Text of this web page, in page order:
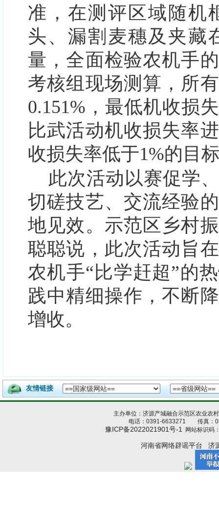
准，在测评区域随机
头、漏割麦穗及夹藏
量，全面检验农机手
考核组现场测算，所
0.151%，最低机收损
比武活动机收损失率
收损失率低于1%的目
此次活动以赛促学
切磋技艺、交流经验
地见效。示范区乡村
聪聪说，此次活动旨
农机手“比学赶超”的
践中精细操作，不断
增收。
友情链接
主办单位：济源产城融合示范区农业
电话：0391-6633271 传真：
豫ICP备2022021901号-1 网站标识码
河南省网络辟谣平台 济